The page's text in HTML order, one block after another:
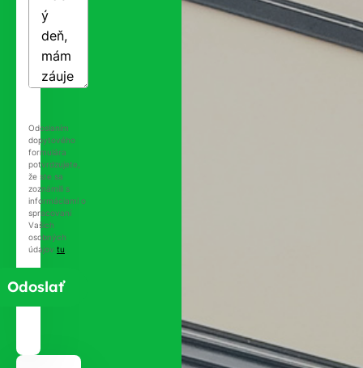
Odoslaním
dopytového
formulára
potvrdzujete,
že ste sa
zoznámili s
informáciami o
spracovaní
Vašich
osobných
údajov tu.